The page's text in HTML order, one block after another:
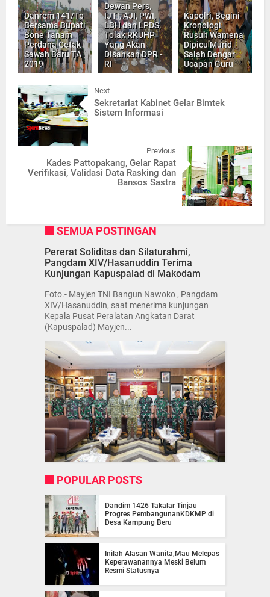
Danrem 141/Tp
Bersama Bupati
Bone Tanam
Perdana Cetak
Sawah Baru TA
2019
Dewan Pers,
IJTI, AJI, PWI,
LBH dan LPDS,
Tolak RKUHP
Yang Akan
Disahkan DPR -
RI
Kapolri, Begini
Kronologi
Rusuh Wamena
Dipicu Murid
Salah Dengar
Ucapan Guru
Next
Sekretariat Kabinet Gelar Bimtek
Sistem Informasi
Previous
Kades Pattopakang, Gelar Rapat
Verifikasi, Validasi Data Rasking dan
Bansos Sastra
SEMUA POSTINGAN
Pererat Soliditas dan Silaturahmi,
Pangdam XIV/Hasanuddin Terima
Kunjungan Kapuspalad di Makodam
Foto.- Mayjen TNI Bangun Nawoko , Pangdam
XIV/Hasanuddin, saat menerima kunjungan
Kepala Pusat Peralatan Angkatan Darat
(Kapuspalad) Mayjen...
POPULAR POSTS
Dandim 1426 Takalar Tinjau
Progres PembangunanKDKMP di
Desa Kampung Beru
Inilah Alasan Wanita,Mau Melepas
Keperawanannya Meski Belum
Resmi Statusnya